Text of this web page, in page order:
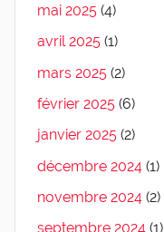
mai 2025 (4)
avril 2025 (1)
mars 2025 (2)
février 2025 (6)
janvier 2025 (2)
décembre 2024 (1)
novembre 2024 (2)
septembre 2024 (1)